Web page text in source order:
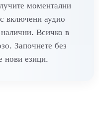
моментални
включени аудио
Всичко в
Започнете без
нови езици.